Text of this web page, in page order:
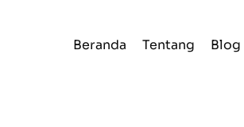
Beranda Tentang Blog